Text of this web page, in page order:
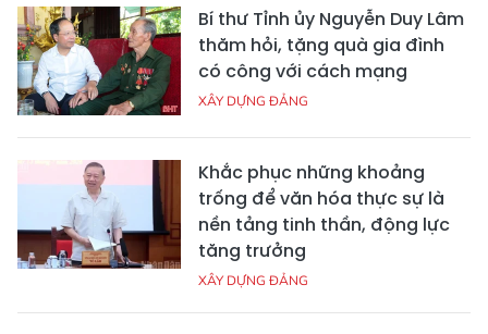
Bí thư Tỉnh ủy Nguyễn Duy Lâm
thăm hỏi, tặng quà gia đình
có công với cách mạng
XÂY DỰNG ĐẢNG
Khắc phục những khoảng
trống để văn hóa thực sự là
nền tảng tinh thần, động lực
tăng trưởng
XÂY DỰNG ĐẢNG